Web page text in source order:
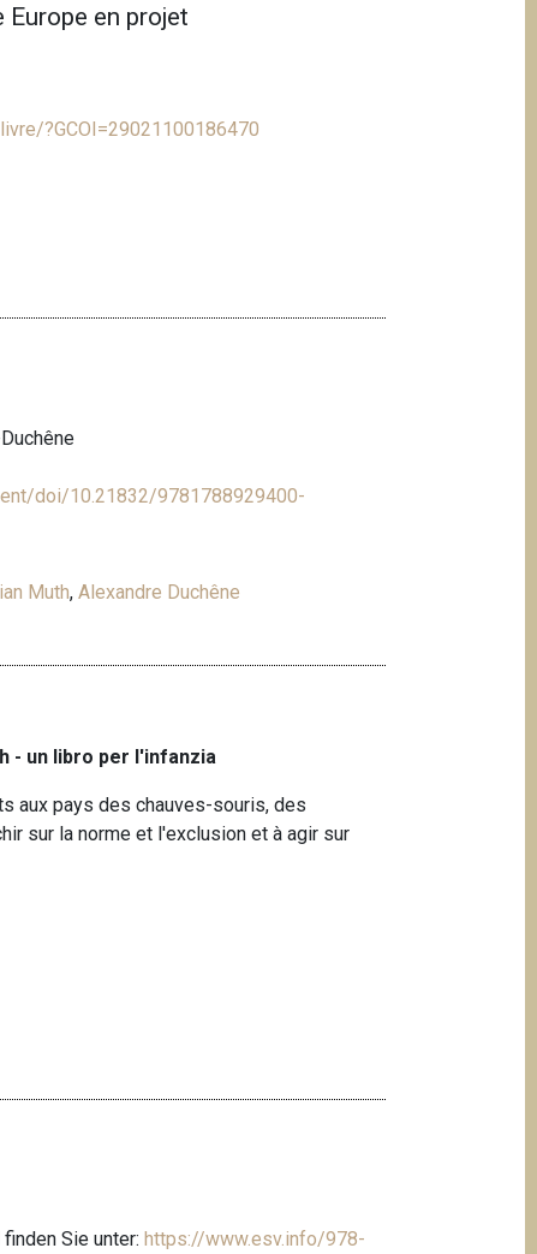
Europe en projet
?GCOI=29021100186470
doi/10.21832/9781788929400-
Muth,Alexandre Duchêne
- un libro per l'infanzia
aux pays des chauves-souris, des
sur la norme et l'exclusion et à agir sur
Sie unter:https://www.esv.info/978-